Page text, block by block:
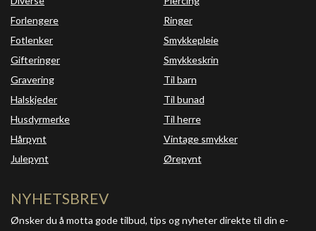
Forlengere
Fotlenker
Gifteringer
Gravering
Halskjeder
Husdyrmerke
Hårpynt
Julepynt
Ringer
Smykkepleie
Smykkeskrin
Til barn
Til bunad
Til herre
Vintage smykker
Ørepynt
NYHETSBREV
Ønsker du å motta gode tilbud, tips og nyheter direkte til din e-